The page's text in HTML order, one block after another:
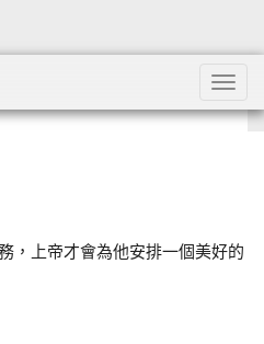
，上帝才會為他安排一個美好的